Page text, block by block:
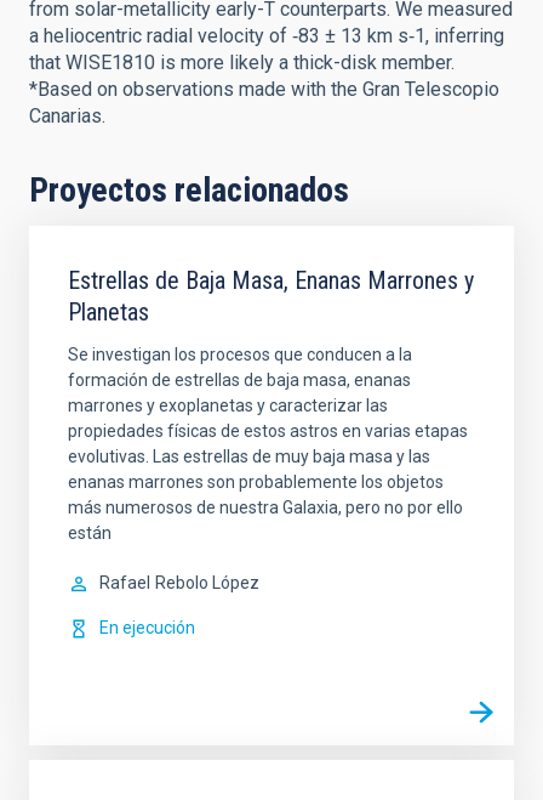
from solar-metallicity early-T counterparts. We measured
a heliocentric radial velocity of ‑83 ± 13 km s‑1, inferring
that WISE1810 is more likely a thick-disk member.
*Based on observations made with the Gran Telescopio
Canarias.
Proyectos relacionados
Estrellas de Baja Masa, Enanas Marrones y
Planetas
Se investigan los procesos que conducen a la
formación de estrellas de baja masa, enanas
marrones y exoplanetas y caracterizar las
propiedades físicas de estos astros en varias etapas
evolutivas. Las estrellas de muy baja masa y las
enanas marrones son probablemente los objetos
más numerosos de nuestra Galaxia, pero no por ello
están
Rafael Rebolo López
En ejecución